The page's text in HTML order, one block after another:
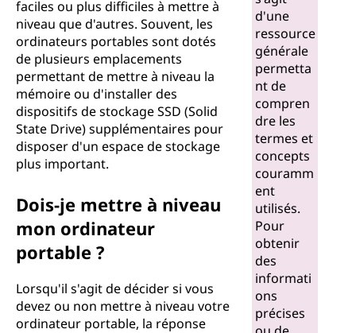
faciles ou plus difficiles à mettre à
niveau que d'autres. Souvent, les
ordinateurs portables sont dotés
de plusieurs emplacements
permettant de mettre à niveau la
mémoire ou d'installer des
dispositifs de stockage SSD (Solid
State Drive) supplémentaires pour
disposer d'un espace de stockage
plus important.
Dois-je mettre à niveau
mon ordinateur
portable ?
Lorsqu'il s'agit de décider si vous
devez ou non mettre à niveau votre
ordinateur portable, la réponse
d'une
ressource
générale
permetta
nt de
compren
dre les
termes et
concepts
couramm
ent
utilisés.
Pour
obtenir
des
informati
ons
précises